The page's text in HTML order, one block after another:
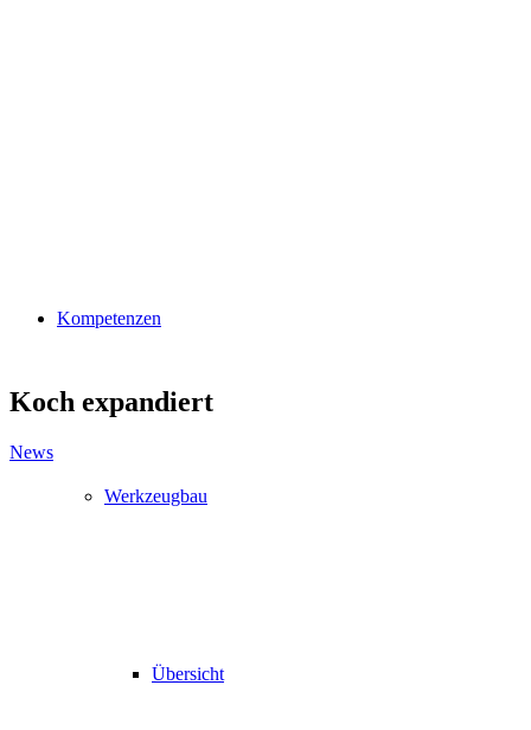
Kompetenzen
Werkzeugbau
Übersicht
Koch expandiert
News